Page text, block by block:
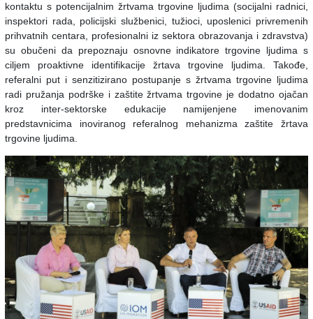
kontaktu s potencijalnim žrtvama trgovine ljudima (socijalni radnici,
inspektori rada, policijski službenici, tužioci, uposlenici privremenih
prihvatnih centara, profesionalni iz sektora obrazovanja i zdravstva)
su obučeni da prepoznaju osnovne indikatore trgovine ljudima s
ciljem proaktivne identifikacije žrtava trgovine ljudima. Takođe,
referalni put i senzitizirano postupanje s žrtvama trgovine ljudima
radi pružanja podrške i zaštite žrtvama trgovine je dodatno ojačan
kroz inter-sektorske edukacije namijenjene imenovanim
predstavnicima inoviranog referalnog mehanizma zaštite žrtava
trgovine ljudima.